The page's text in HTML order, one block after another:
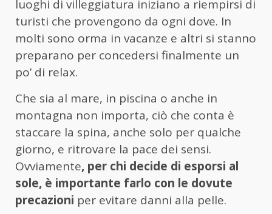
luoghi di villeggiatura iniziano a riempirsi di
turisti che provengono da ogni dove. In
molti sono orma in vacanze e altri si stanno
preparano per concedersi finalmente un
po’ di relax.
Che sia al mare, in piscina o anche in
montagna non importa, ciò che conta è
staccare la spina, anche solo per qualche
giorno, e ritrovare la pace dei sensi.
Ovviamente, per chi decide di esporsi al
sole, è importante farlo con le dovute
precazioni per evitare danni alla pelle.